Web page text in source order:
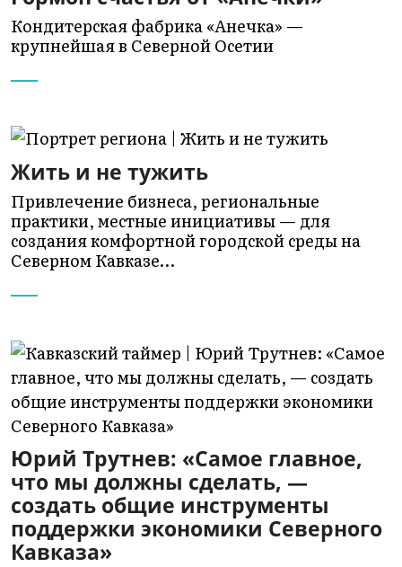
Кондитерская фабрика «Анечка» —
крупнейшая в Северной Осетии
Жить и не тужить
Привлечение бизнеса, региональные
практики, местные инициативы — для
создания комфортной городской среды на
Северном Кавказе…
Юрий Трутнев: «Самое главное,
что мы должны сделать, —
создать общие инструменты
поддержки экономики Северного
Кавказа»